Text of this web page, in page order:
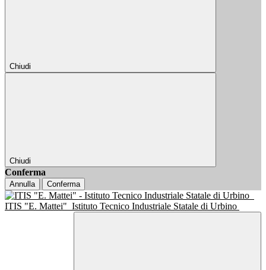
Chiudi
Chiudi
Conferma
Annulla Conferma
ITIS "E. Mattei" Istituto Tecnico Industriale Statale di Urbino